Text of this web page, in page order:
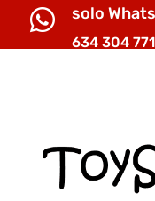
 solo
634 304 771